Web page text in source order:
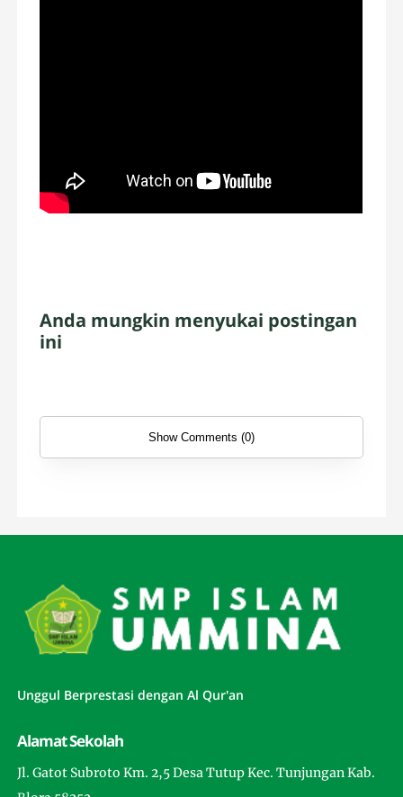
Anda mungkin menyukai postingan
ini
Show Comments (0)
Unggul Berprestasi dengan Al Qur'an
Alamat Sekolah
Jl. Gatot Subroto Km. 2,5 Desa Tutup Kec. Tunjungan Kab.